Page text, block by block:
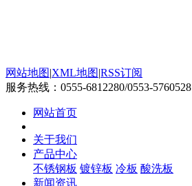
网站地图|XML地图|RSS订阅
服务热线： 0555-6812280/0553-5760528
网站首页
关于我们
产品中心
不锈钢板 镀锌板 冷板 酸洗板
新闻资讯